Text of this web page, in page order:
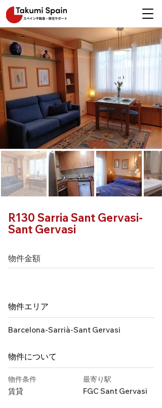
R130 Sarria Sant Gervasi-
Sant Gervasi
物件金額
物件エリア
Barcelona-Sarrià-Sant Gervasi
物件について
物件条件
賃貸
最寄り駅
FGC Sant Gervasi